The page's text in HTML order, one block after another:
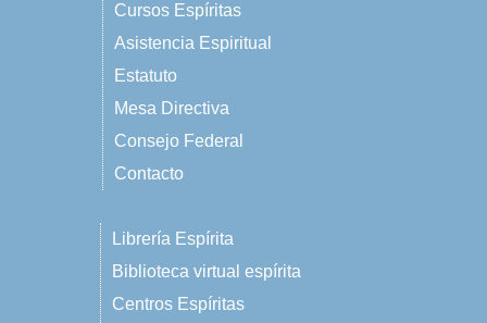
Cursos Espíritas
Asistencia Espiritual
Estatuto
Mesa Directiva
Consejo Federal
Contacto
Librería Espírita
Biblioteca virtual espírita
Centros Espíritas